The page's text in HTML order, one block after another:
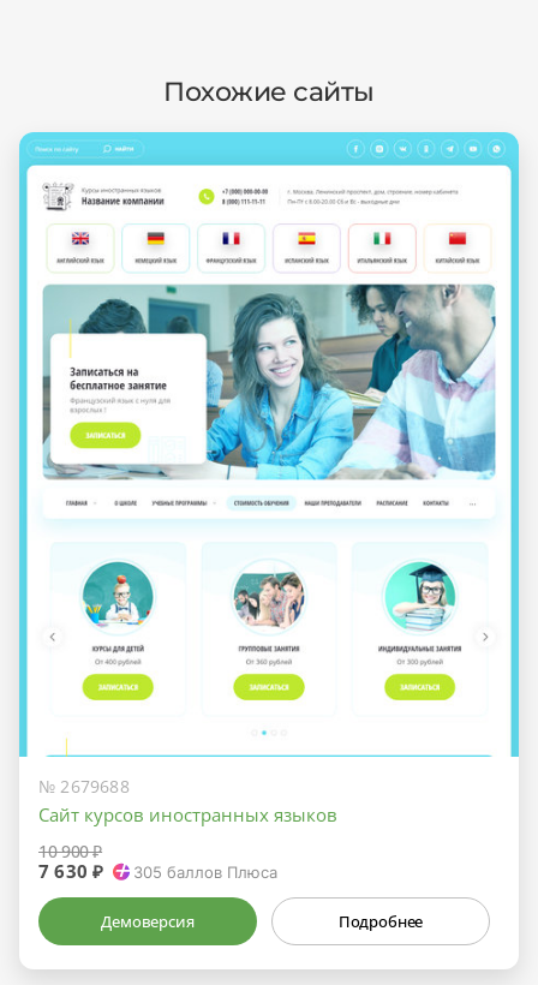
Похожие сайты
№ 2679688
Сайт курсов иностранных языков
10 900 ₽
7 630 ₽ 305 баллов Плюса
Демоверсия Подробнее